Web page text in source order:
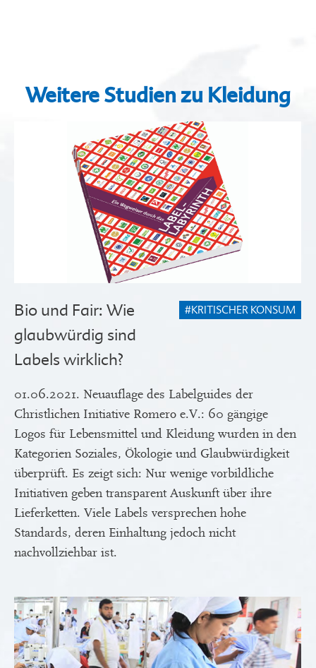
Weitere Studien zu Kleidung
#KRITISCHER KONSUM
Bio und Fair: Wie
glaubwürdig sind
Labels wirklich?
01.06.2021. Neuauflage des Labelguides der
Christlichen Initiative Romero e.V.: 60 gängige
Logos für Lebensmittel und Kleidung wurden in den
Kategorien Soziales, Ökologie und Glaubwürdigkeit
überprüft. Es zeigt sich: Nur wenige vorbildliche
Initiativen geben transparent Auskunft über ihre
Lieferketten. Viele Labels versprechen hohe
Standards, deren Einhaltung jedoch nicht
nachvollziehbar ist.